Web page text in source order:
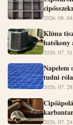
2026. 08. 04.
Klíma
hatékony
2026. 07. 31.
Napelem
tudni róla
2026. 07. 28.
2026. 07. 24.